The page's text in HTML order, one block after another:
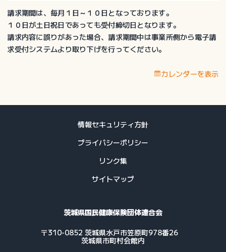
護
給
付
費
切
請求期間は、毎月１日～１０日となっております。
１０日が土日祝日であっても受付締切日となります。
請求内容に誤りがあった場合、請求期間中は事業所側から電子請
求受付システムより取り下げを行ってください。
カレンダーを表示
情報セキュリティ方針
プライバシーポリシー
リンク集
サイトマップ
茨城県国民健康保険団体連合会
〒310-0852 茨城県水戸市笠原町978番26
茨城県市町村会館内